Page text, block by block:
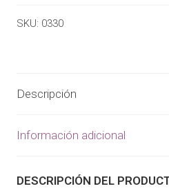
SKU: 0330
Descripción
Información adicional
DESCRIPCIÓN DEL